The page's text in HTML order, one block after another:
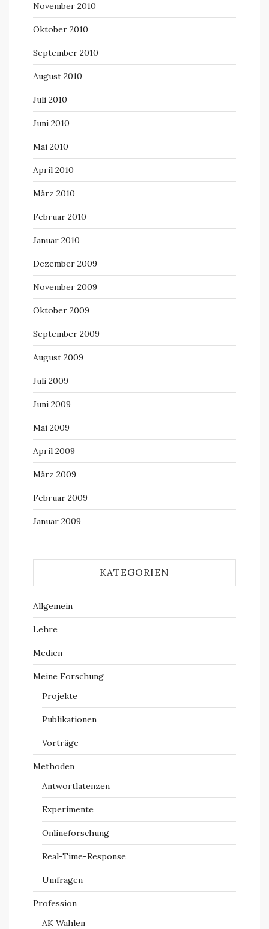
November 2010
Oktober 2010
September 2010
August 2010
Juli 2010
Juni 2010
Mai 2010
April 2010
März 2010
Februar 2010
Januar 2010
Dezember 2009
November 2009
Oktober 2009
September 2009
August 2009
Juli 2009
Juni 2009
Mai 2009
April 2009
März 2009
Februar 2009
Januar 2009
KATEGORIEN
Allgemein
Lehre
Medien
Meine Forschung
Projekte
Publikationen
Vorträge
Methoden
Antwortlatenzen
Experimente
Onlineforschung
Real-Time-Response
Umfragen
Profession
AK Wahlen